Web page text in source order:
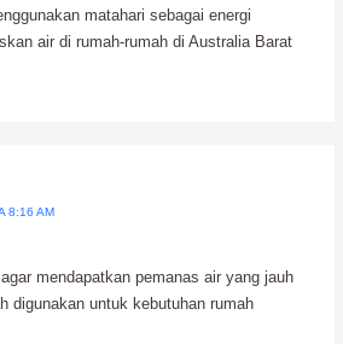
matahari sebagai energi
air di rumah-rumah di Australia Barat
8:16 AM
mendapatkan pemanas air yang jauh
digunakan untuk kebutuhan rumah